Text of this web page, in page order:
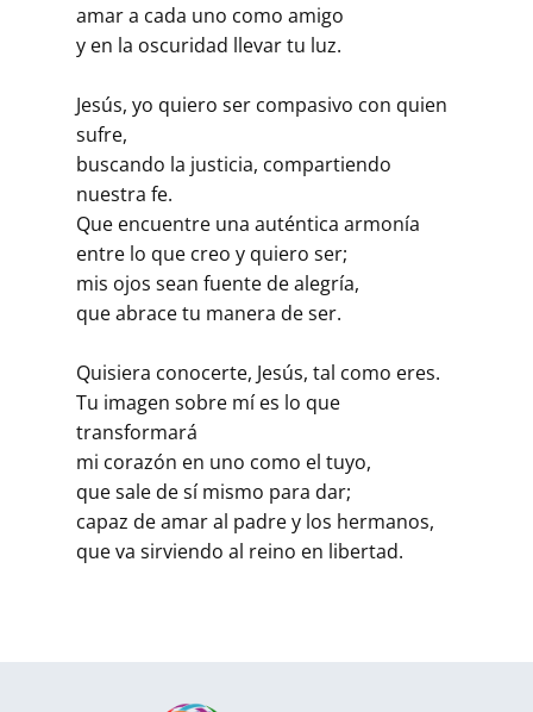
amar a cada uno como amigo
y en la oscuridad llevar tu luz.
Jesús, yo quiero ser compasivo con quien
sufre,
buscando la justicia, compartiendo
nuestra fe.
Que encuentre una auténtica armonía
entre lo que creo y quiero ser;
mis ojos sean fuente de alegría,
que abrace tu manera de ser.
Quisiera conocerte, Jesús, tal como eres.
Tu imagen sobre mí es lo que
transformará
mi corazón en uno como el tuyo,
que sale de sí mismo para dar;
capaz de amar al padre y los hermanos,
que va sirviendo al reino en libertad.